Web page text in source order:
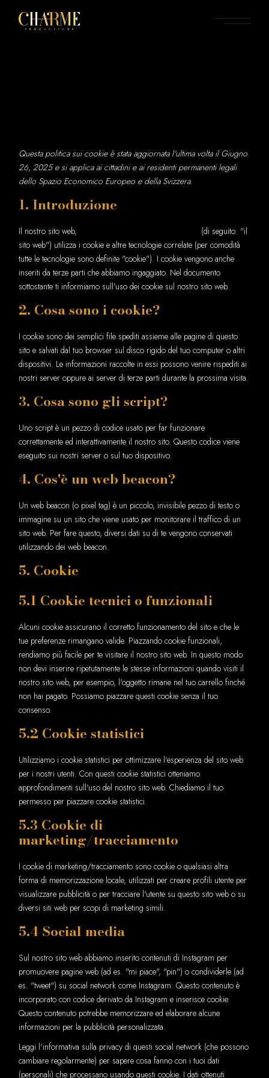
Questa politica sui cookie è stata aggiornata l'ultima volta il Giugno
26, 2025 e si applica ai cittadini e ai residenti permanenti legali
dello Spazio Economico Europeo e della Svizzera.
1. Introduzione
Il nostro sito web,
(di seguito: "il
sito web") utilizza i cookie e altre tecnologie correlate (per comodità
tutte le tecnologie sono definite "cookie"). I cookie vengono anche
inseriti da terze parti che abbiamo ingaggiato. Nel documento
sottostante ti informiamo sull'uso dei cookie sul nostro sito web.
2. Cosa sono i cookie?
I cookie sono dei semplici file spediti assieme alle pagine di questo
sito e salvati dal tuo browser sul disco rigido del tuo computer o altri
dispositivi. Le informazioni raccolte in essi possono venire rispediti ai
nostri server oppure ai server di terze parti durante la prossima visita.
3. Cosa sono gli script?
Uno script è un pezzo di codice usato per far funzionare
correttamente ed interattivamente il nostro sito. Questo codice viene
eseguito sui nostri server o sul tuo dispositivo.
4. Cos'è un web beacon?
Un web beacon (o pixel tag) è un piccolo, invisibile pezzo di testo o
immagine su un sito che viene usato per monitorare il traffico di un
sito web. Per fare questo, diversi dati su di te vengono conservati
utilizzando dei web beacon.
5. Cookie
5.1 Cookie tecnici o funzionali
Alcuni cookie assicurano il corretto funzionamento del sito e che le
tue preferenze rimangano valide. Piazzando cookie funzionali,
rendiamo più facile per te visitare il nostro sito web. In questo modo
non devi inserire ripetutamente le stesse informazioni quando visiti il
nostro sito web, per esempio, l'oggetto rimane nel tuo carrello finché
non hai pagato. Possiamo piazzare questi cookie senza il tuo
consenso.
5.2 Cookie statistici
Utilizziamo i cookie statistici per ottimizzare l'esperienza del sito web
per i nostri utenti. Con questi cookie statistici otteniamo
approfondimenti sull'uso del nostro sito web. Chiediamo il tuo
permesso per piazzare cookie statistici.
5.3 Cookie di
marketing/tracciamento
I cookie di marketing/tracciamento sono cookie o qualsiasi altra
forma di memorizzazione locale, utilizzati per creare profili utente per
visualizzare pubblicità o per tracciare l'utente su questo sito web o su
diversi siti web per scopi di marketing simili.
5.4 Social media
Sul nostro sito web abbiamo inserito contenuti di Instagram per
promuovere pagine web (ad es. "mi piace", "pin") o condividerle (ad
es. "tweet") su social network come Instagram. Questo contenuto è
incorporato con codice derivato da Instagram e inserisce cookie.
Questo contenuto potrebbe memorizzare ed elaborare alcune
informazioni per la pubblicità personalizzata.
Leggi l'informativa sulla privacy di questi social network (che possono
cambiare regolarmente) per sapere cosa fanno con i tuoi dati
(personali) che processano usando questi cookie. I dati ottenuti